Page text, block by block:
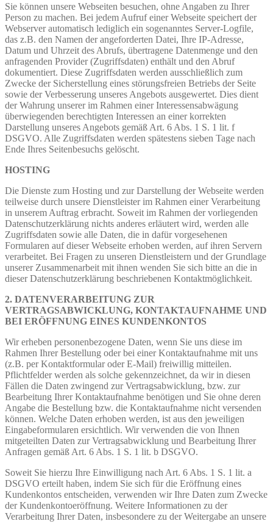
Sie können unsere Webseiten besuchen, ohne Angaben zu Ihrer
Person zu machen. Bei jedem Aufruf einer Webseite speichert der
Webserver automatisch lediglich ein sogenanntes Server-Logfile,
das z.B. den Namen der angeforderten Datei, Ihre IP-Adresse,
Datum und Uhrzeit des Abrufs, übertragene Datenmenge und den
anfragenden Provider (Zugriffsdaten) enthält und den Abruf
dokumentiert. Diese Zugriffsdaten werden ausschließlich zum
Zwecke der Sicherstellung eines störungsfreien Betriebs der Seite
sowie der Verbesserung unseres Angebots ausgewertet. Dies dient
der Wahrung unserer im Rahmen einer Interessensabwägung
überwiegenden berechtigten Interessen an einer korrekten
Darstellung unseres Angebots gemäß Art. 6 Abs. 1 S. 1 lit. f
DSGVO. Alle Zugriffsdaten werden spätestens sieben Tage nach
Ende Ihres Seitenbesuchs gelöscht.
HOSTING
Die Dienste zum Hosting und zur Darstellung der Webseite werden
teilweise durch unsere Dienstleister im Rahmen einer Verarbeitung
in unserem Auftrag erbracht. Soweit im Rahmen der vorliegenden
Datenschutzerklärung nichts anderes erläutert wird, werden alle
Zugriffsdaten sowie alle Daten, die in dafür vorgesehenen
Formularen auf dieser Webseite erhoben werden, auf ihren Servern
verarbeitet. Bei Fragen zu unseren Dienstleistern und der Grundlage
unserer Zusammenarbeit mit ihnen wenden Sie sich bitte an die in
dieser Datenschutzerklärung beschriebenen Kontaktmöglichkeit.
2. DATENVERARBEITUNG ZUR
VERTRAGSABWICKLUNG, KONTAKTAUFNAHME UND
BEI ERÖFFNUNG EINES KUNDENKONTOS
Wir erheben personenbezogene Daten, wenn Sie uns diese im
Rahmen Ihrer Bestellung oder bei einer Kontaktaufnahme mit uns
(z.B. per Kontaktformular oder E-Mail) freiwillig mitteilen.
Pflichtfelder werden als solche gekennzeichnet, da wir in diesen
Fällen die Daten zwingend zur Vertragsabwicklung, bzw. zur
Bearbeitung Ihrer Kontaktaufnahme benötigen und Sie ohne deren
Angabe die Bestellung bzw. die Kontaktaufnahme nicht versenden
können. Welche Daten erhoben werden, ist aus den jeweiligen
Eingabeformularen ersichtlich. Wir verwenden die von Ihnen
mitgeteilten Daten zur Vertragsabwicklung und Bearbeitung Ihrer
Anfragen gemäß Art. 6 Abs. 1 S. 1 lit. b DSGVO.
Soweit Sie hierzu Ihre Einwilligung nach Art. 6 Abs. 1 S. 1 lit. a
DSGVO erteilt haben, indem Sie sich für die Eröffnung eines
Kundenkontos entscheiden, verwenden wir Ihre Daten zum Zwecke
der Kundenkontoeröffnung. Weitere Informationen zu der
Verarbeitung Ihrer Daten, insbesondere zu der Weitergabe an unsere